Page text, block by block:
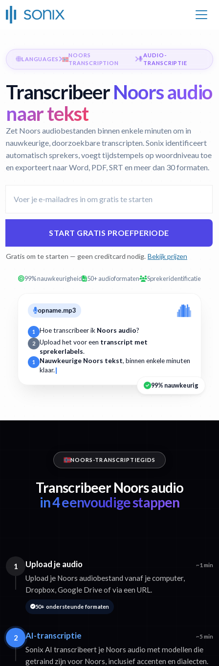
LANGUAGES
NOORS
TRANSCRIPTION
AUDIO-
TRANSCRIPTIE
TranscribeerNoors audio
naar tekst
Zet Noors audiobestanden binnen enkele minuten om in
nauwkeurige, doorzoekbare transcripten. Sonix identificeert
automatisch sprekers, voegt tijdstempels op woordniveau toe
en exporteert naar Word, PDF, SRT en meer dan 30 formaten.
START GRATIS PROEFPERIODE
Gratis om te starten — geen creditcard nodig. Bekijk prijzen
99% nauwkeurigheid 50+ audioformaten Sprekeridentificatie
opname.mp3
1 Hoe transcribeer ik Noors audio?
2 Upload het voor een transcript met
sprekerlabels.
1 Nauwkeurige Noors tekst, binnen enkele minuten
klaar.
99% nauwkeurig
NOORS-TRANSCRIPTIEGIDS
Transcribeer Noors audio
in 4 eenvoudige stappen
1 Upload je audio ~1 min
Upload je Noors audiobestand vanaf je computer,
Dropbox, Google Drive of via een URL.
50+ ondersteunde formaten
2 AI-transcriptie ~5 min
Sonix AI transcribeert je Noors audio met modellen die
getraind zijn voor Noors, inclusief accenten en dialecten.